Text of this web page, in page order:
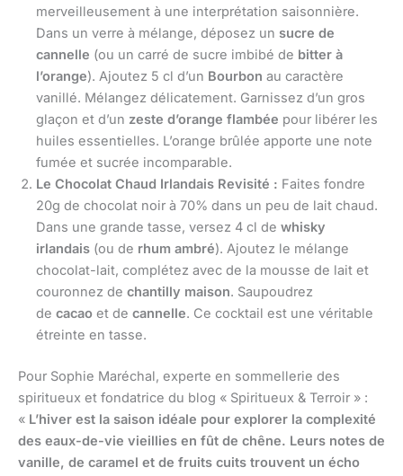
merveilleusement à une interprétation saisonnière.
Dans un verre à mélange, déposez un sucre de
cannelle (ou un carré de sucre imbibé de bitter à
l’orange). Ajoutez 5 cl d’un Bourbon au caractère
vanillé. Mélangez délicatement. Garnissez d’un gros
glaçon et d’un zeste d’orange flambée pour libérer les
huiles essentielles. L’orange brûlée apporte une note
fumée et sucrée incomparable.
Le Chocolat Chaud Irlandais Revisité : Faites fondre
20g de chocolat noir à 70% dans un peu de lait chaud.
Dans une grande tasse, versez 4 cl de whisky
irlandais (ou de rhum ambré). Ajoutez le mélange
chocolat-lait, complétez avec de la mousse de lait et
couronnez de chantilly maison. Saupoudrez
de cacao et de cannelle. Ce cocktail est une véritable
étreinte en tasse.
Pour Sophie Maréchal, experte en sommellerie des
spiritueux et fondatrice du blog « Spiritueux & Terroir » :
« L’hiver est la saison idéale pour explorer la complexité
des eaux-de-vie vieillies en fût de chêne. Leurs notes de
vanille, de caramel et de fruits cuits trouvent un écho